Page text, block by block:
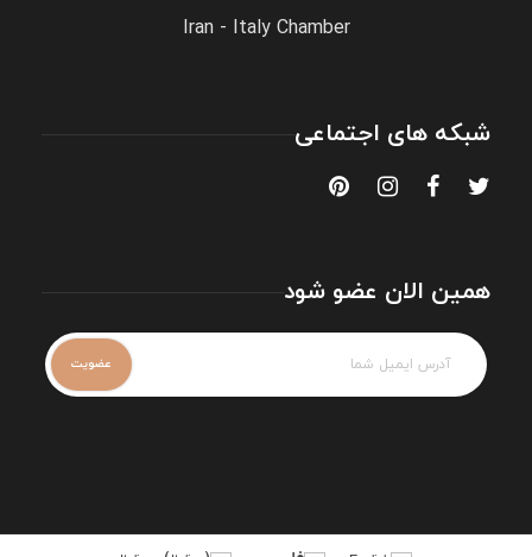
Iran - Italy Chamber
شبکه های اجتماعی
همین الان عضو شود